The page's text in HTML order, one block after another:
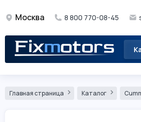
Москва 8 800 770-08-45
Главная страница Каталог